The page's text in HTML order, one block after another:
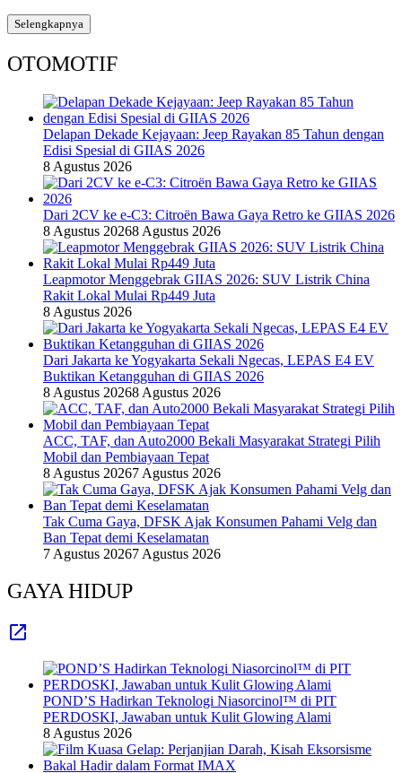
Selengkapnya
OTOMOTIF
Delapan Dekade Kejayaan: Jeep Rayakan 85 Tahun dengan
Edisi Spesial di GIIAS 2026
8 Agustus 2026
Dari 2CV ke e-C3: Citroën Bawa Gaya Retro ke GIIAS 2026
8 Agustus 20268 Agustus 2026
Leapmotor Menggebrak GIIAS 2026: SUV Listrik China
Rakit Lokal Mulai Rp449 Juta
8 Agustus 2026
Dari Jakarta ke Yogyakarta Sekali Ngecas, LEPAS E4 EV
Buktikan Ketangguhan di GIIAS 2026
8 Agustus 20268 Agustus 2026
ACC, TAF, dan Auto2000 Bekali Masyarakat Strategi Pilih
Mobil dan Pembiayaan Tepat
8 Agustus 20267 Agustus 2026
Tak Cuma Gaya, DFSK Ajak Konsumen Pahami Velg dan
Ban Tepat demi Keselamatan
7 Agustus 20267 Agustus 2026
GAYA HIDUP
POND’S Hadirkan Teknologi Niasorcinol™ di PIT
PERDOSKI, Jawaban untuk Kulit Glowing Alami
8 Agustus 2026